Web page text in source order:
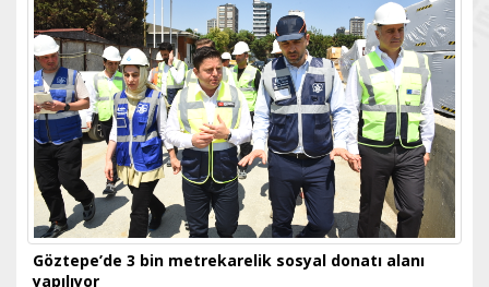
Göztepe’de 3 bin metrekarelik sosyal donatı alanı
yapılıyor